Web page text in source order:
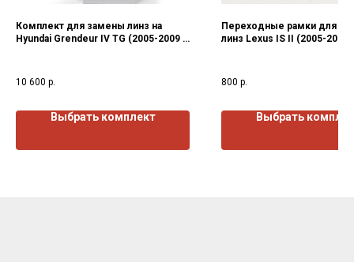
Комплект для замены линз на
Hyundai Grendeur IV TG (2005-2009 )
10 600 р.
Выбрать комплект
Переходные рамки для
линз Lexus IS II (2005-
800 р.
Выбрать